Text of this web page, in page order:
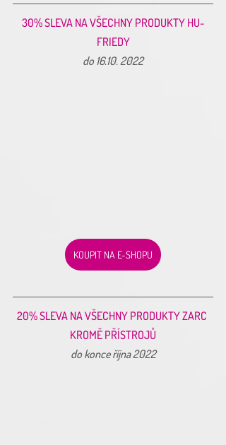
30% SLEVA NA VŠECHNY PRODUKTY HU-
FRIEDY
do 16.10. 2022
KOUPIT NA E-SHOPU
20% SLEVA NA VŠECHNY PRODUKTY ZARC
KROMĚ PŘÍSTROJŮ
do konce října 2022